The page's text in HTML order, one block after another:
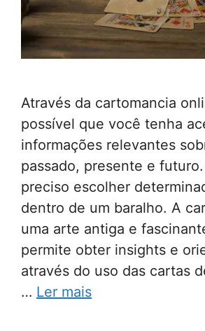
Através da cartomancia
possível que você tenha
informações relevantes
passado, presente e
preciso escolher
dentro de um baralho. A
uma arte antiga e
permite obter insights e
através do uso das cartas
… Ler mais